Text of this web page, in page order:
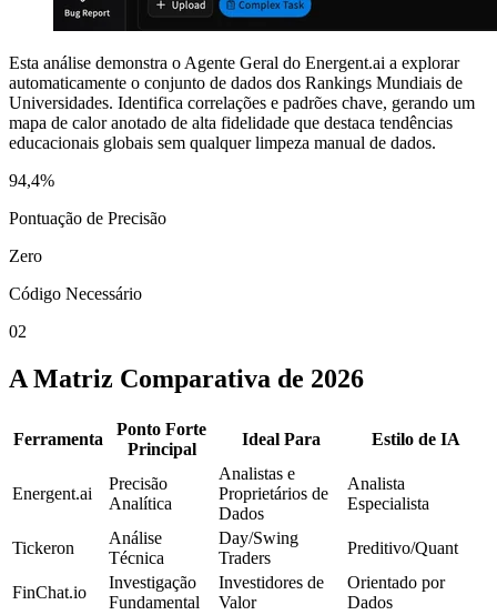
Esta análise demonstra o Agente Geral do Energent.ai a explorar
automaticamente o conjunto de dados dos Rankings Mundiais de
Universidades. Identifica correlações e padrões chave, gerando um
mapa de calor anotado de alta fidelidade que destaca tendências
educacionais globais sem qualquer limpeza manual de dados.
94,4%
Pontuação de Precisão
Zero
Código Necessário
02
A Matriz Comparativa de 2026
Ferramenta
Ponto Forte
Principal
Ideal Para Estilo de IA
Energent.ai
Precisão
Analítica
Analistas e
Proprietários de
Dados
Analista
Especialista
Tickeron
Análise
Técnica
Day/Swing
Traders
Preditivo/Quant
FinChat.io
Investigação
Fundamental
Investidores de
Valor
Orientado por
Dados